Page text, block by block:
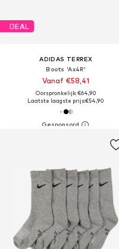
DEAL
ADIDAS TERREX
Boots 'Ax4R'
Vanaf €58,41
Oorspronkelijk: €64,90
Laatste laagste prijs:€54,90